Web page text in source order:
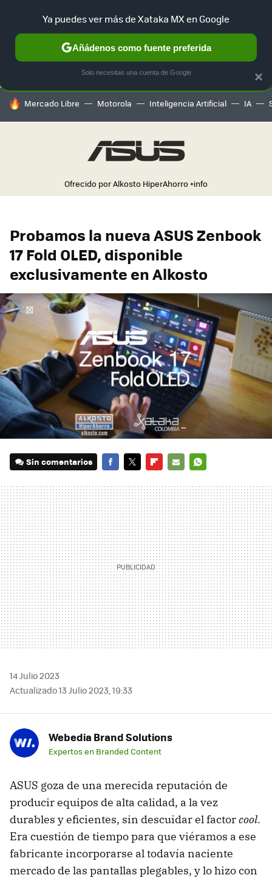
SELECCIÓN GAMING HOME AUTO TERRITORIO
HOY SE HABLA DE
Mercado Libre Motorola Inteligencia Artificial IA
Ofrecido por Alkosto HiperAhorro+info
Probamos la nueva ASUS Zenbook
17 Fold OLED, disponible
exclusivamente en Alkosto
Sin comentarios
MAIL
14 Julio 2023
Actualizado 13 Julio 2023, 19:33
Webedia Brand Solutions
Expertos en Branded Content
ASUS goza de una merecida reputación de
producir equipos de alta calidad, a la vez
durables y eficientes, sin descuidar el factorcool.
Era cuestión de tiempo para que viéramos a ese
fabricante incorporarse al todavía naciente
mercado de las pantallas plegables, y lo hizo con
×
Ya puedes ver más de Xataka MX en Google
Añádenos como fuente preferida
Solo necesitas una cuenta de Google